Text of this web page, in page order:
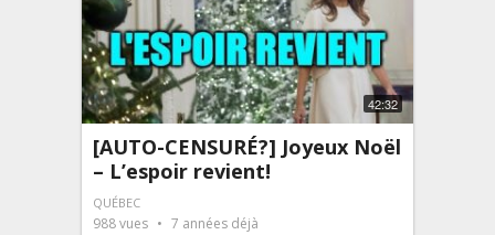
42:32
[AUTO-CENSURÉ?] Joyeux Noël
– L’espoir revient!
QUÉBEC
988vues 7 années déjà